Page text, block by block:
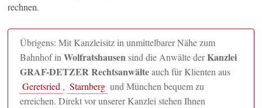
rechnen.
Übrigens: Mit Kanzleisitz in unmittelbarer Nähe zum
Bahnhof inWolfratshausensind die Anwälte derKanzlei
GRAF-DETZER Rechtsanwälteauch für Klienten aus
Geretsried , Starnberg und München bequem zu
erreichen. Direkt vor unserer Kanzlei stehen Ihnen